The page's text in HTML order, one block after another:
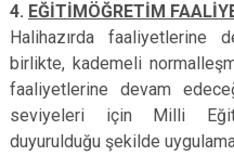
4. EĞİTİM­ÖĞRETİM
Halihazırda faaliyetlerine
birlikte, kademeli
faaliyetlerine devam
seviyeleri için Milli
duyurulduğu şekilde